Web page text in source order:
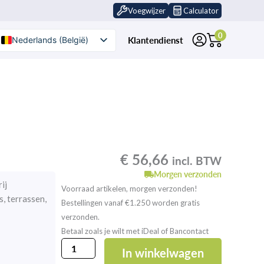
Voegwijzer Calculator
Nederlands (België)
Klantendienst 0
terrassen,
€ 56,66 incl. BTW
Morgen verzonden
Voorraad artikelen, morgen verzonden!
Bestellingen vanaf €1.250 worden gratis
verzonden.
Betaal zoals je wilt met iDeal of Bancontact
Lithofin
Anti-
In winkelwagen